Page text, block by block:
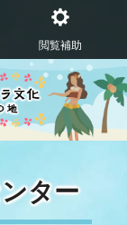
閲覧補助
ター